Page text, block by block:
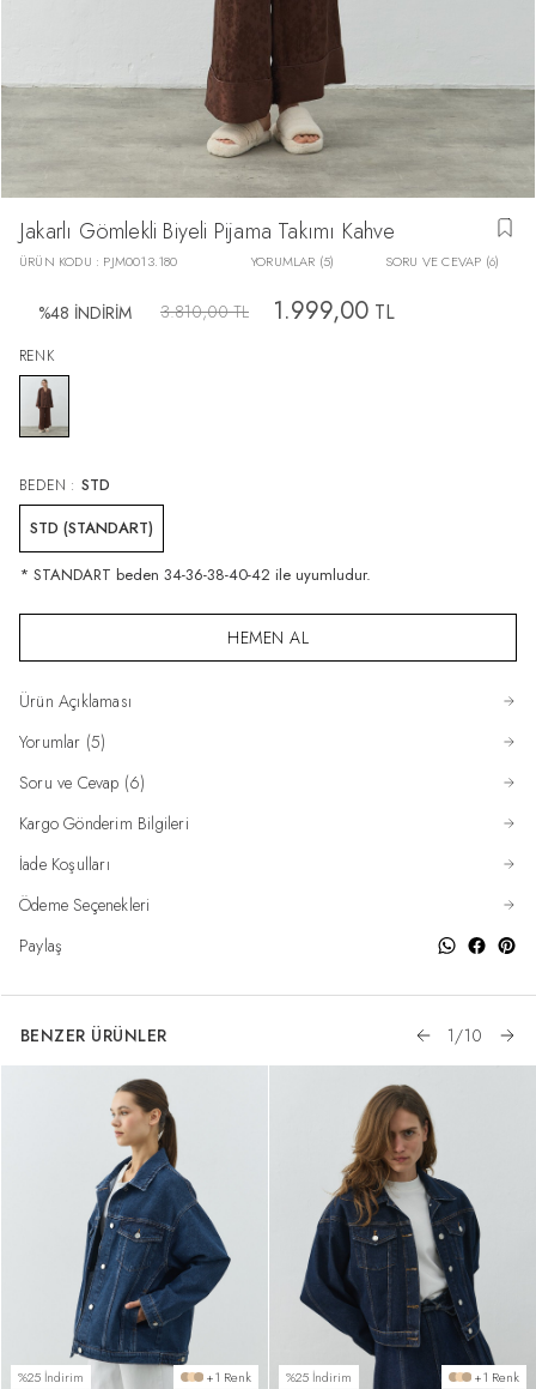
Jakarlı Gömlekli Biyeli Pijama Takımı Kahve
ÜRÜN KODU : PJM0013.180 YORUMLAR (5) SORU VE CEVAP (6)
%48 İNDİRİM 3.810,00TL 1.999,00 TL
RENK
BEDEN : STD
STD (STANDART)
* STANDART beden 34-36-38-40-42 ile uyumludur.
HEMEN AL
Ürün Açıklaması
Yorumlar (5)
Soru ve Cevap (6)
Kargo Gönderim Bilgileri
İade Koşulları
Ödeme Seçenekleri
Paylaş
BENZER ÜRÜNLER 1/10
%25 İndirim +1 Renk %25 İndirim +1 Renk